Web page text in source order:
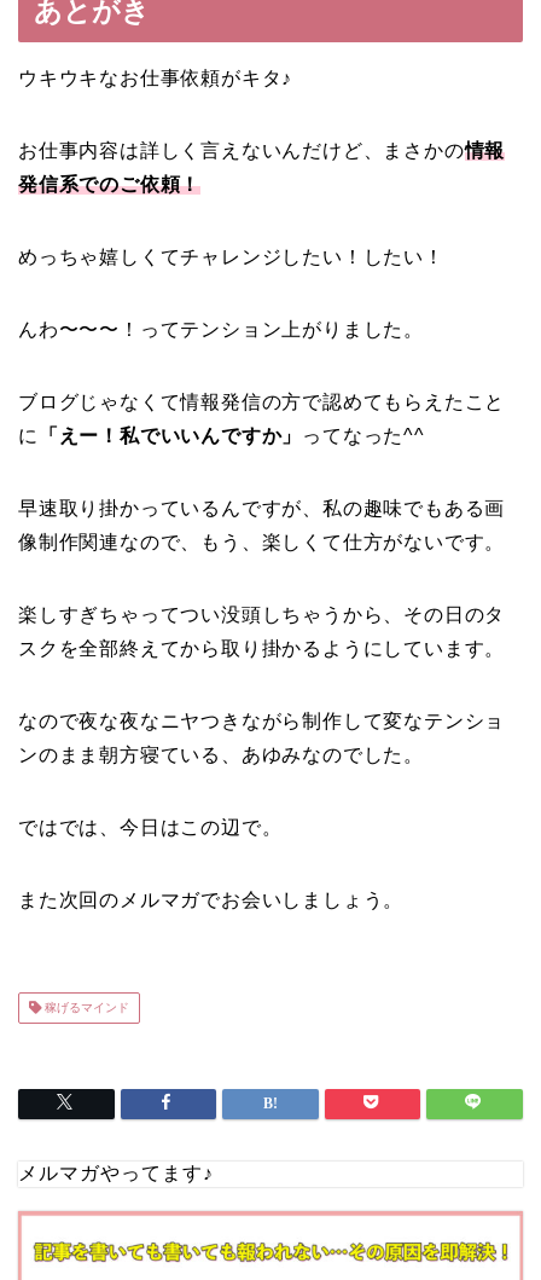
あとがき
ウキウキなお仕事依頼がキタ♪
お仕事内容は詳しく言えないんだけど、まさかの情報
発信系でのご依頼！
めっちゃ嬉しくてチャレンジしたい！したい！
んわ〜〜〜！ってテンション上がりました。
ブログじゃなくて情報発信の方で認めてもらえたこと
に
「えー！私でいいんですか」 ってなった^^
早速取り掛かっているんですが、私の趣味でもある画
像制作関連なので、もう、楽しくて仕方がないです。
楽しすぎちゃってつい没頭しちゃうから、その日のタ
スクを全部終えてから取り掛かるようにしています。
なので夜な夜なニヤつきながら制作して変なテンショ
ンのまま朝方寝ている、あゆみなのでした。
ではでは、今日はこの辺で。
また次回のメルマガでお会いしましょう。
稼げるマインド
メルマガやってます♪